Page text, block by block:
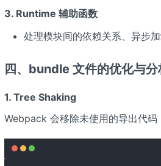
3. Runtime 辅助函数
处理模块间的依赖关系、异步加
四、 bundle 文件的优化与分
1. Tree Shaking
Webpack 会移除未使用的导出代码